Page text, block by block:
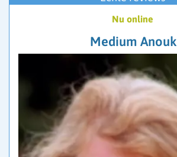
Nu online
Medium Anouk